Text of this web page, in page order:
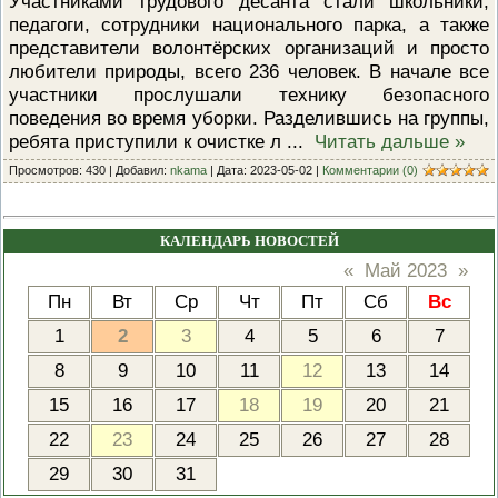
ПРИМЕНЯЕМЫЙ ПРИ
ОСУЩЕСТВЛЕНИИ
ГОСУДАРСТВЕННОГО
ОБЛАСТИ ОХРАНЫ И
ИСПОЛЬЗОВАНИЯ ООПТ
ФЕДЕРАЛЬНОГО ЗНАЧЕНИЯ
ПРОГРАММА ПРОФИЛАКТИКИ
РИСКОВ ПРИЧИНЕНИЯ
ПЛАН ПРОВЕДЕНИЯ
МЕРОПРИЯТИЙ
ИСЧЕРПЫВАЮЩИЙ
СВЕДЕНИЙ, КОТОРЫЕ МОГУТ
ЗАПРАШИВАТЬСЯ
(НАДЗОРНЫМ) ОРГАНОМ У
КОНТРОЛИРУЕМОГО ЛИЦА
педагоги, сотрудники национального парка, а также
представители волонтёрских организаций и просто
любители природы, всего 236 человек. В начале все
участники прослушали технику безопасного
поведения во время уборки. Разделившись на группы,
ребята приступили к очистке л ... Читать дальше »
Просмотров: 430 | Добавил: nkama | Дата: 2023-05-02 | Комментарии (0)
КАЛЕНДАРЬ НОВОСТЕЙ
« Май 2023 »
Пн
Вт Ср Чт Пт Сб
Вс
1
2 3 4 5 6
7
8
9 10 11 12 13
14
15
16 17 18 19 20
21
22
23 24 25 26 27
28
29
30 31